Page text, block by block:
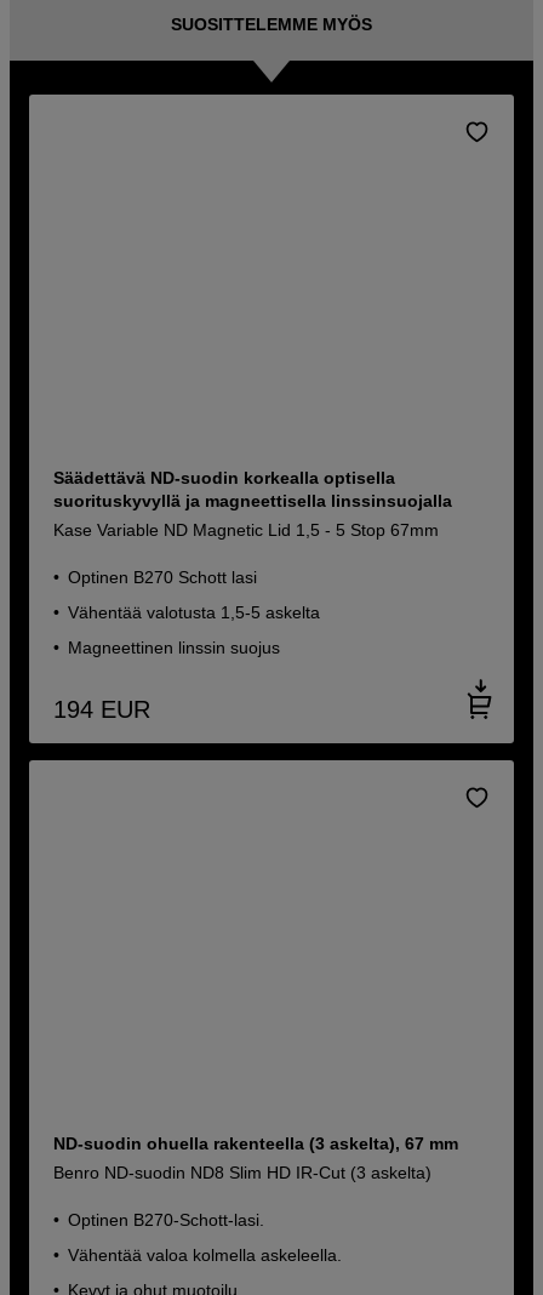
SUOSITTELEMME MYÖS
Säädettävä ND-suodin korkealla optisella
suorituskyvyllä ja magneettisella linssinsuojalla
Kase Variable ND Magnetic Lid 1,5 - 5 Stop 67mm
Optinen B270 Schott lasi
Vähentää valotusta 1,5-5 askelta
Magneettinen linssin suojus
194 EUR
ND-suodin ohuella rakenteella (3 askelta), 67 mm
Benro ND-suodin ND8 Slim HD IR-Cut (3 askelta)
Optinen B270-Schott-lasi.
Vähentää valoa kolmella askeleella.
Kevyt ja ohut muotoilu.